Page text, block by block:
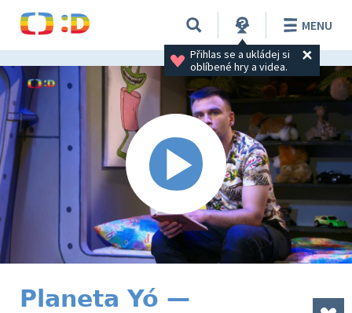
Přihlas se a ukládej si
oblíbené hry a videa.
MENU
Planeta Yó —